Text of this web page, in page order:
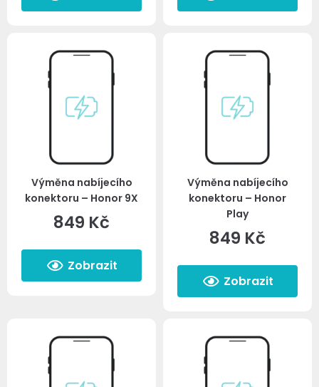
Výměna nabíjecího
konektoru – Honor 9X
849 Kč
Zobrazit
Výměna nabíjecího
konektoru – Honor
Play
849 Kč
Zobrazit